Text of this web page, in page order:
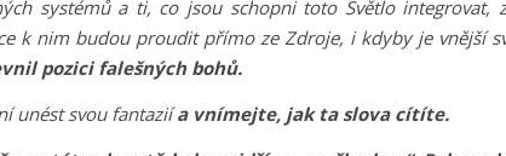
systémů a ti, co jsou schopni toto Světlo integrovat,
k nim budou proudit přímo ze Zdroje, i kdyby je vnější
pozici falešných bohů.
unést svou fantaziía vnímejte, jak ta slova cítíte.